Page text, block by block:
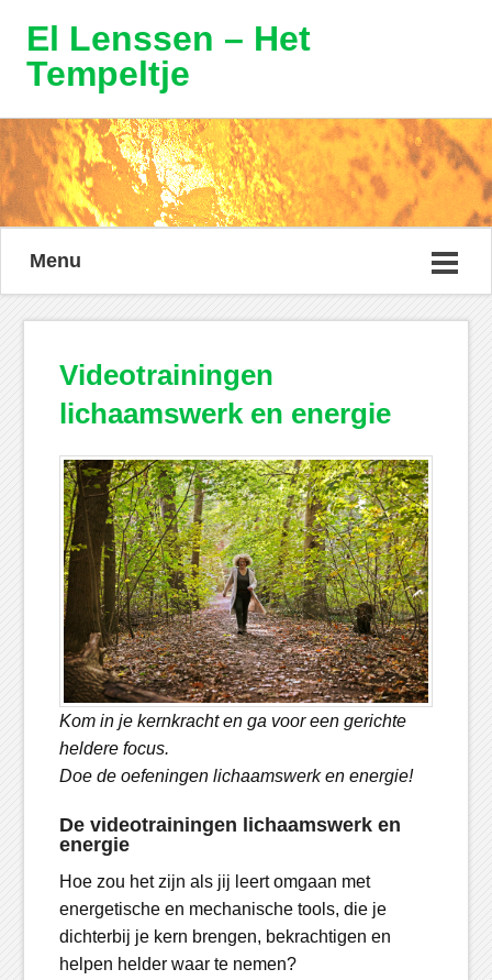
El Lenssen – Het
Tempeltje
Menu
Videotrainingen
lichaamswerk en energie
Kom in je kernkracht en ga voor een gerichte
heldere focus.
Doe de oefeningen lichaamswerk en energie!
De videotrainingen lichaamswerk en
energie
Hoe zou het zijn als jij leert omgaan met
energetische en mechanische tools, die je
dichterbij je kern brengen, bekrachtigen en
helpen helder waar te nemen?